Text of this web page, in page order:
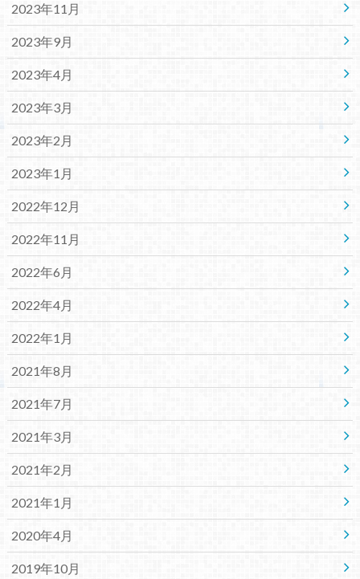
2023年11月
2023年9月
2023年4月
2023年3月
2023年2月
2023年1月
2022年12月
2022年11月
2022年6月
2022年4月
2022年1月
2021年8月
2021年7月
2021年3月
2021年2月
2021年1月
2020年4月
2019年10月